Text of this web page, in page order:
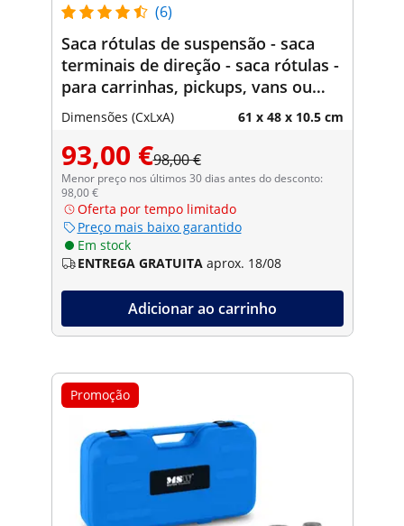
(6)
Saca rótulas de suspensão - saca
terminais de direção - saca rótulas -
para carrinhas, pickups, vans ou
SUV - 21 peças
Dimensões (CxLxA) 61 x 48 x 10.5 cm
93,00 €98,00 €
Menor preço nos últimos 30 dias antes do desconto:
98,00 €
Oferta por tempo limitado
Preço mais baixo garantido
Em stock
ENTREGA GRATUITA aprox. 18/08
Adicionar ao carrinho
Promoção